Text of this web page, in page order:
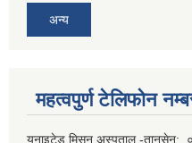
अन्य
महत्वपुर्ण टेलिफोन
युनाइटेड मिसन अस्पताल -